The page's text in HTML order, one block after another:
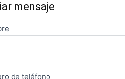
mensaje
de teléfono